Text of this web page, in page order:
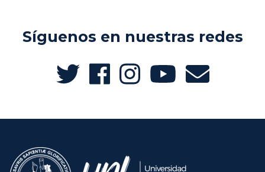
Síguenos en nuestras redes